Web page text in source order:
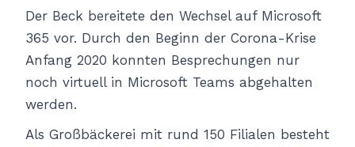
Der Beck bereitete den Wechsel auf Microsoft
365 vor. Durch den Beginn der Corona-Krise
Anfang 2020 konnten Besprechungen nur
noch virtuell in Microsoft Teams abgehalten
werden.
Als Großbäckerei mit rund 150 Filialen besteht